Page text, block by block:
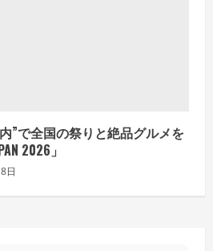
”で全国の祭りと絶品グルメを
2026」
日